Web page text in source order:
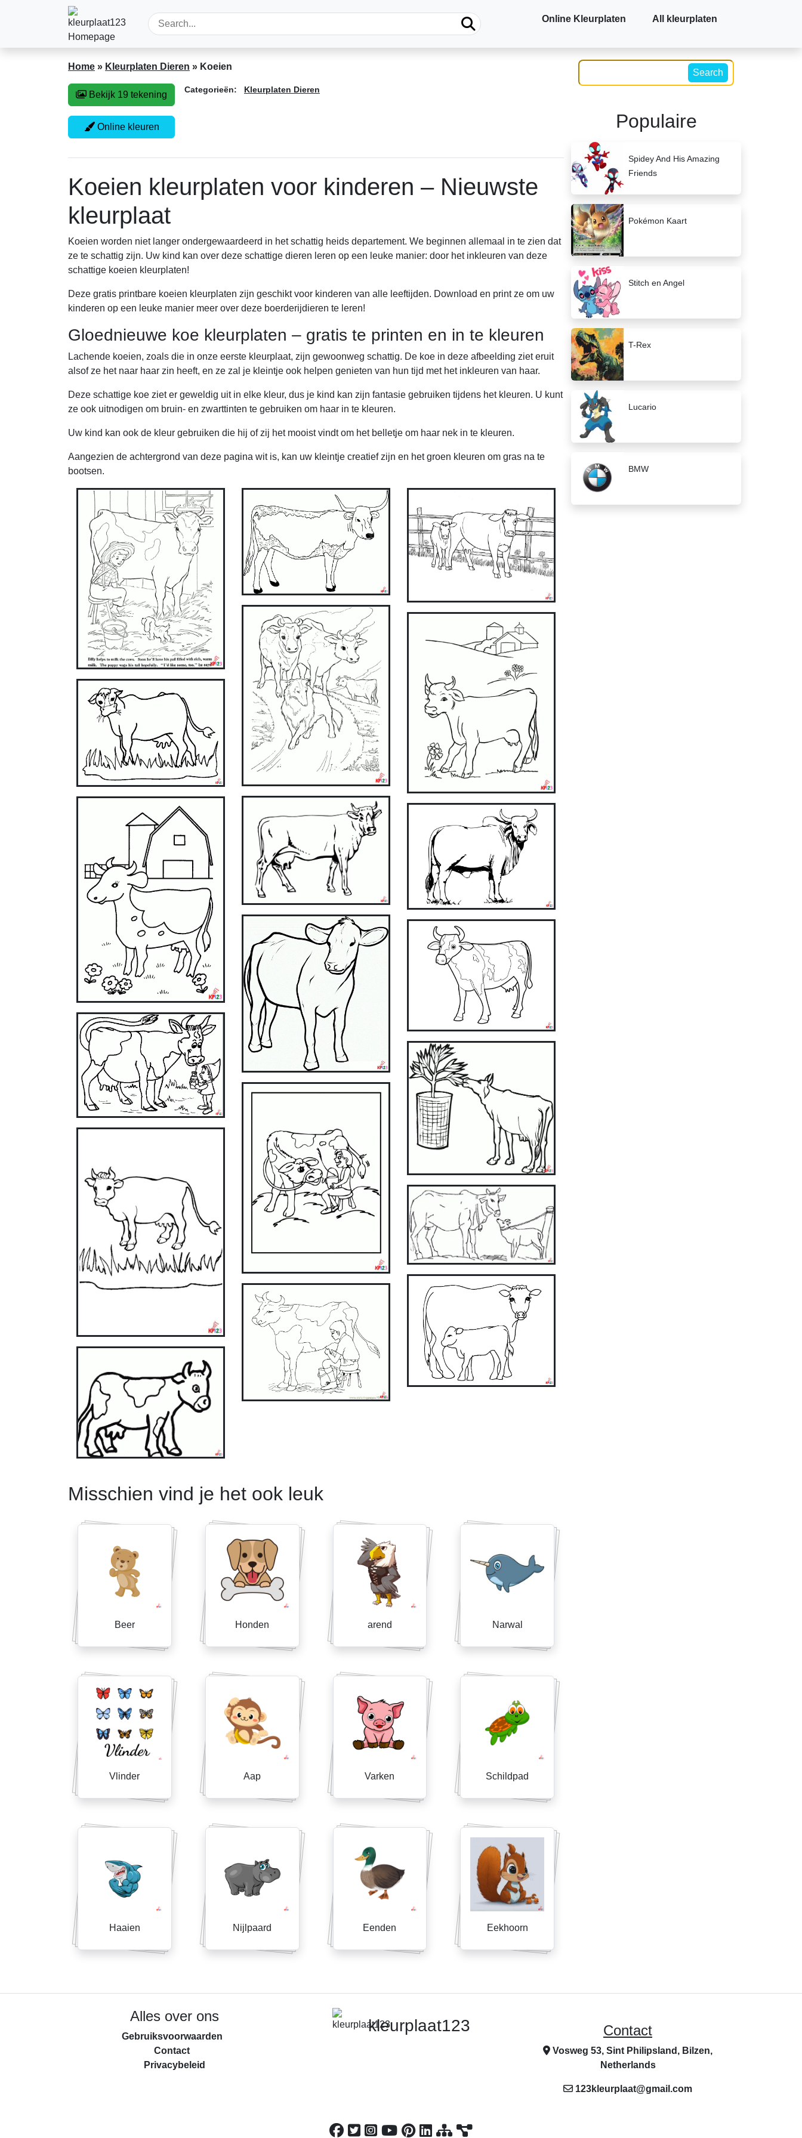
Online Kleurplaten All kleurplaten
Home » Kleurplaten Dieren » Koeien
Bekijk 19 tekening
Online kleuren
Categorieën: Kleurplaten Dieren
Koeien kleurplaten voor kinderen – Nieuwste
kleurplaat
Koeien worden niet langer ondergewaardeerd in het schattig heids departement. We beginnen allemaal in te zien dat
ze te schattig zijn. Uw kind kan over deze schattige dieren leren op een leuke manier: door het inkleuren van deze
schattige koeien kleurplaten!
Deze gratis printbare koeien kleurplaten zijn geschikt voor kinderen van alle leeftijden. Download en print ze om uw
kinderen op een leuke manier meer over deze boerderijdieren te leren!
Gloednieuwe koe kleurplaten – gratis te printen en in te kleuren
Lachende koeien, zoals die in onze eerste kleurplaat, zijn gewoonweg schattig. De koe in deze afbeelding ziet eruit
alsof ze het naar haar zin heeft, en ze zal je kleintje ook helpen genieten van hun tijd met het inkleuren van haar.
Deze schattige koe ziet er geweldig uit in elke kleur, dus je kind kan zijn fantasie gebruiken tijdens het kleuren. U kunt
ze ook uitnodigen om bruin- en zwarttinten te gebruiken om haar in te kleuren.
Uw kind kan ook de kleur gebruiken die hij of zij het mooist vindt om het belletje om haar nek in te kleuren.
Aangezien de achtergrond van deze pagina wit is, kan uw kleintje creatief zijn en het groen kleuren om gras na te
bootsen.
Misschien vind je het ook leuk
Beer Honden arend Narwal
Vlinder Aap Varken Schildpad
Haaien Nijlpaard Eenden Eekhoorn
Search
Populaire
Spidey And His Amazing
Friends
Pokémon Kaart
Stitch en Angel
T-Rex
Lucario
BMW
Alles over ons
Gebruiksvoorwaarden
Contact
Privacybeleid
kleurplaat123 Contact
Vosweg 53, Sint Philipsland, Bilzen,
Netherlands
123kleurplaat@gmail.com